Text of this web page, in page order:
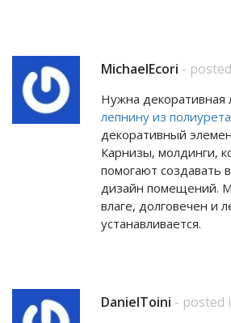
MichaelEcori -
Нужна декоративная
лепнину из
декоративный
Карнизы, молдинги,
помогают создавать
дизайн помещений.
влаге, долговечен и
устанавливается.
DanielToini - posted